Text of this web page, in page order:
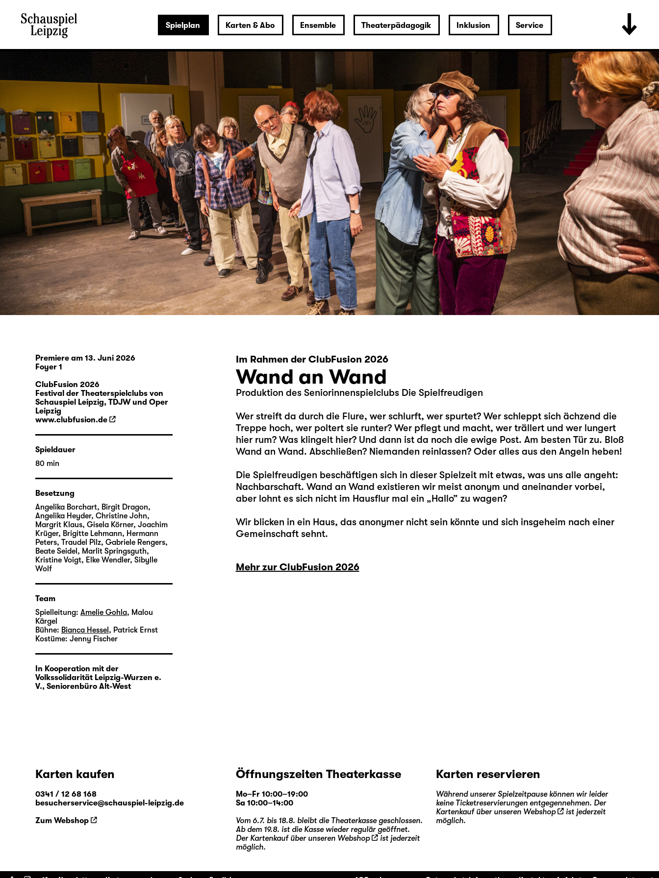
Spielplan Karten & Abo Ensemble Theaterpädagogik Inklusion Service
Im Rahmen der ClubFusion 2026
Wand an Wand
Produktion des Seniorinnenspielclubs Die Spielfreudigen
Wer streift da durch die Flure, wer schlurft, wer spurtet? Wer schleppt sich ächzend die
Treppe hoch, wer poltert sie runter? Wer pflegt und macht, wer trällert und wer lungert
hier rum? Was klingelt hier? Und dann ist da noch die ewige Post. Am besten Tür zu. Bloß
Wand an Wand. Abschließen? Niemanden reinlassen? Oder alles aus den Angeln heben!
Die Spielfreudigen beschäftigen sich in dieser Spielzeit mit etwas, was uns alle angeht:
Nachbarschaft. Wand an Wand existieren wir meist anonym und aneinander vorbei,
aber lohnt es sich nicht im Hausflur mal ein „Hallo” zu wagen?
Wir blicken in ein Haus, das anonymer nicht sein könnte und sich insgeheim nach einer
Gemeinschaft sehnt.
Mehr zur ClubFusion 2026
Premiere am 13. Juni 2026
Foyer 1
ClubFusion 2026
Festival der Theaterspielclubs von
Schauspiel Leipzig, TDJW und Oper
Leipzig
www.clubfusion.de
Spieldauer
80 min
Besetzung
Angelika Borchart, Birgit Dragon,
Angelika Heyder, Christine John,
Margrit Klaus, Gisela Körner, Joachim
Krüger, Brigitte Lehmann, Hermann
Peters, Traudel Pilz, Gabriele Rengers,
Beate Seidel, Marlit Springsguth,
Kristine Voigt, Elke Wendler, Sibylle
Wolf
Team
Spielleitung: Amelie Gohla, Malou
Kärgel
Bühne: Bianca Hessel , Patrick Ernst
Kostüme: Jenny Fischer
In Kooperation mit der
Volkssolidarität Leipzig-Wurzen e.
V., Seniorenbüro Alt-West
Karten kaufen
0341 / 12 68 168
besucherservice@schauspiel-leipzig.de
Zum Webshop
Öffnungszeiten Theaterkasse
Mo–Fr 10:00–19:00
Sa 10:00–14:00
Vom 6.7. bis 18.8. bleibt die Theaterkasse geschlossen.
Ab dem 19.8. ist die Kasse wieder regulär geöffnet.
Der Kartenkauf über unseren Webshop
ist jederzeit
möglich.
Karten reservieren
Während unserer Spielzeitpause können wir leider
keine Ticketreservierungen entgegennehmen. Der
Kartenkauf über unseren Webshop
ist jederzeit
möglich.